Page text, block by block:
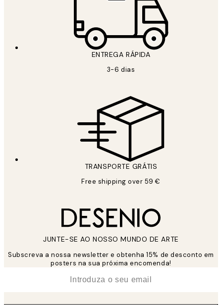
ENTREGA RÁPIDA
3-6 dias
TRANSPORTE GRÁTIS
Free shipping over 59 €
JUNTE-SE AO NOSSO MUNDO DE ARTE
Subscreva a nossa newsletter e obtenha 15% de desconto em
posters na sua próxima encomenda!